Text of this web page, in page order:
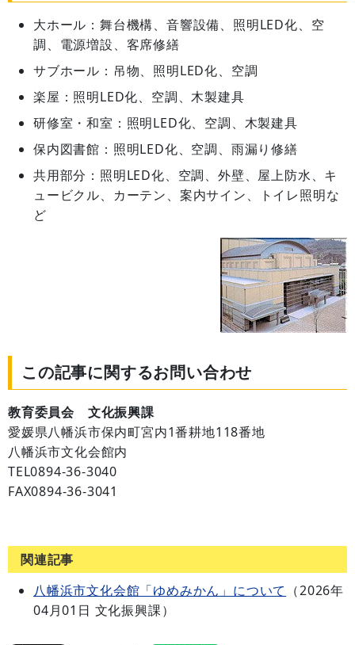
大ホール：舞台機構、音響設備、照明LED化、空
調、電源増設、客席修繕
サブホール：吊物、照明LED化、空調
楽屋：照明LED化、空調、木製建具
研修室・和室：照明LED化、空調、木製建具
保内図書館：照明LED化、空調、雨漏り修繕
共用部分：照明LED化、空調、外壁、屋上防水、キ
ュービクル、カーテン、案内サイン、トイレ照明な
ど
この記事に関するお問い合わせ
教育委員会 文化振興課
愛媛県八幡浜市保内町宮内1番耕地118番地
八幡浜市文化会館内
TEL0894-36-3040
FAX0894-36-3041
関連記事
八幡浜市文化会館「ゆめみかん」について （2026年
04月01日 文化振興課）